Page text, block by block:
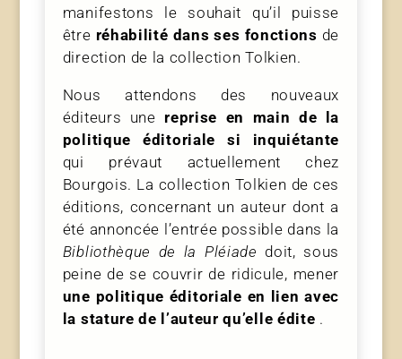
manifestons le souhait qu’il puisse
être réhabilité dans ses fonctions de
direction de la collection Tolkien.
Nous attendons des nouveaux
éditeurs une reprise en main de la
politique éditoriale si inquiétante
qui prévaut actuellement chez
Bourgois. La collection Tolkien de ces
éditions, concernant un auteur dont a
été annoncée l’entrée possible dans la
Bibliothèque de la Pléiade doit, sous
peine de se couvrir de ridicule, mener
une politique éditoriale en lien avec
la stature de l’auteur qu’elle édite .